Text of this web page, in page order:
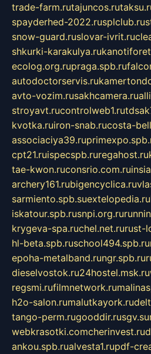
trade-farm.rutajuncos.ru
spayderhed-2022.rusplclub.ru
snow-guard.ruslovar-ivrit.ru
shkurki-karakulya.ru
ecolog.org.rupraga.spb.ru
autodoctorservis.ru
avto-vozim.rusakhcamera.ru
stroyavt.rucontrolweb1.ru
kvotka.ruiron-snab.rucosta-
associaciya39.ru
cpt21.ruispecspb.ruregahost.ru
tae-kwon.ruconsrio.com.ru
archery161.rubigencyclica.ru
sarmiento.spb.suextelopedia.ru
iskatour.spb.rusnpi.org.ru
krygeva-spa.ruchel.net.rurust-
hl-beta.spb.ruschool494.spb.ru
epoha-metalband.rungr.spb.ru
dieselvostok.ru24hostel.msk.ru
regsmi.rufilmnetwork.ru
h2o-salon.rumalutkayork.ru
tango-perm.rugooddir.rusgv.su
webkrasotki.comcherinvest.ru
ankou.spb.rualvesta1.rupdf-